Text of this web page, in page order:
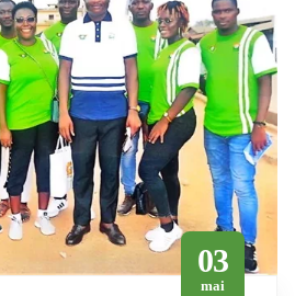
03
mai